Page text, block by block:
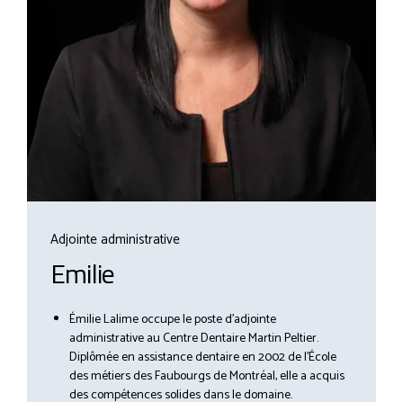
Adjointe administrative
Emilie
Émilie Lalime occupe le poste d’adjointe
administrative au Centre Dentaire Martin Peltier.
Diplômée en assistance dentaire en 2002 de l’École
des métiers des Faubourgs de Montréal, elle a acquis
des compétences solides dans le domaine.